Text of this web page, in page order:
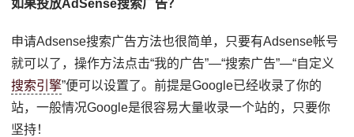
如果投放AdSense搜索广告？
申请Adsense搜索广告方法也很简单，只要有Adsense帐号
就可以了，操作方法点击“我的广告”—“搜索广告”—“自定义
搜索引擎”便可以设置了。前提是Google已经收录了你的
站，一般情况Google是很容易大量收录一个站的，只要你
坚持！